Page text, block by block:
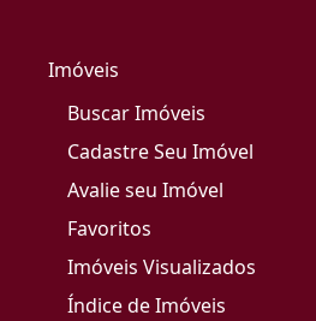
Imóveis
Buscar Imóveis
Cadastre Seu Imóvel
Avalie seu Imóvel
Favoritos
Imóveis Visualizados
Índice de Imóveis